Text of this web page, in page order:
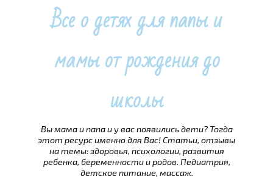
Все о детях для папы и
мамы от рождения до
школы
Вы мама и папа и у вас появились дети? Тогда
этот ресурс именно для Вас! Статьи, отзывы
на темы: здоровья, психологии, развития
ребенка, беременности и родов. Педиатрия,
детское питание, массаж.